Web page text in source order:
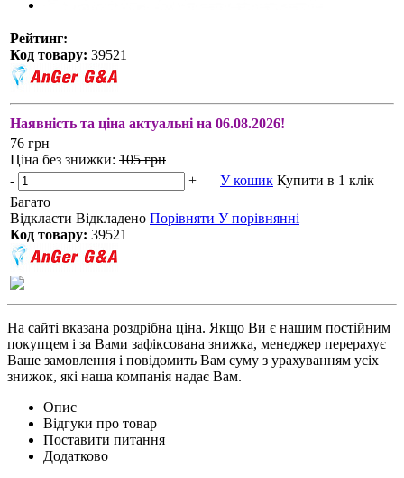
Рейтинг:
Код товару: 39521
Наявність та ціна актуальні на 06.08.2026!
76 грн
Ціна без знижки: 105 грн
-
+ У кошик Купити в 1 клік
Багато
Відкласти Відкладено Порівняти У порівнянні
Код товару: 39521
На сайті вказана роздрібна ціна. Якщо Ви є нашим постійним
покупцем і за Вами зафіксована знижка, менеджер перерахує
Ваше замовлення і повідомить Вам суму з урахуванням усіх
знижок, які наша компанія надає Вам.
Опис
Відгуки про товар
Поставити питання
Додатково